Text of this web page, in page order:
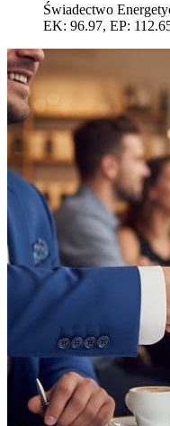
Świadectwo
EK: 96.97, EP: